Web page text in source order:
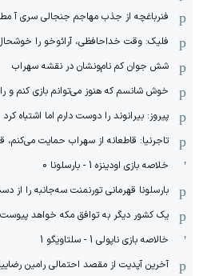
فنرباغچه از جذب مهاجم جنجالی سری آ
فلیک: وقت خداحافظی، آرائوخو را
شش جوان کم نام‌و‌نشان در نقشه سهراب
خوش شانسم که هنوز می‌توانم بازی کنم و
پیروز: بیرانوند را دوست دارم اما اشتباه کرد
تاجرنیا: قاطعانه از سهراب حمایت می‌کنم،
خلاصه بازی اودینزه 1 - بارسلونا 0
بارسلونا قهرمانی تورنمنت سه‌جانبه را از
یک کشور دیگر به توافق مکه خواهد پیوست
خالاصه بازی ناپولی 1 - سلتاویگو 1
آخرین آپدیت از مقصد احتمالی رامین